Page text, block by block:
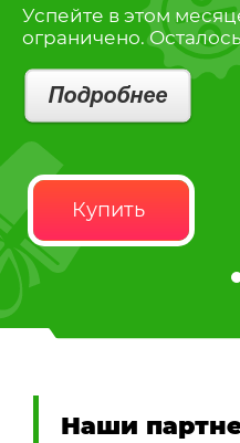
Успейте в этом
ограничено.
Купить
Наши